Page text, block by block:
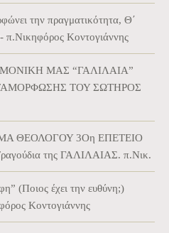
την πραγματικότητα, Θ΄
Κοντογιάννης
ΜΑΣ “ΓΑΛΙΛΑΙΑ”
ΤΟΥ ΣΩΤΗΡΟΣ
ΘΕΟΛΟΓΟΥ 3Οη ΕΠΕΤΕΙΟ
της ΓΑΛΙΛΑΙΑΣ. π.Νικ.
(Ποιος έχει την ευθύνη;)
Κοντογιάννης